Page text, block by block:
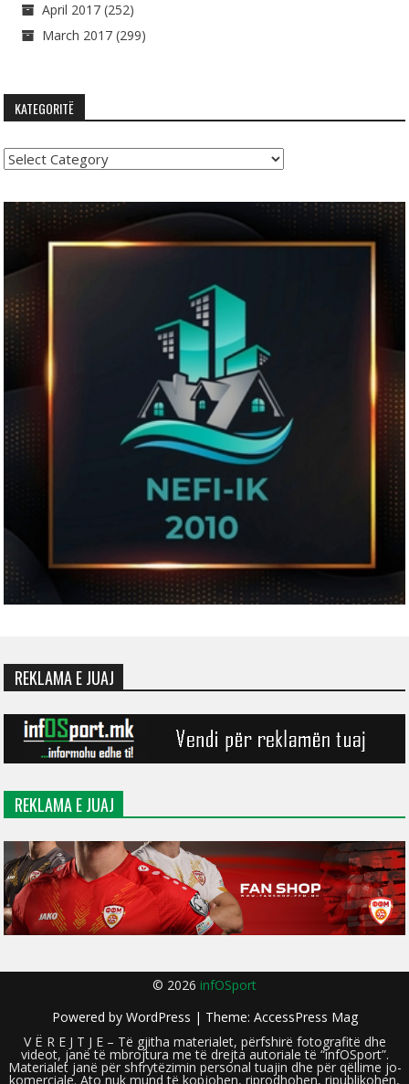
April 2017 (252)
March 2017 (299)
KATEGORITË
Kategoritë
REKLAMA E JUAJ
REKLAMA E JUAJ
© 2026 infOSport
Powered by WordPress | Theme: AccessPress Mag
V Ë R E J T J E – Të gjitha materialet, përfshirë fotografitë dhe
videot, janë të mbrojtura me të drejta autoriale të “infOSport”.
Materialet janë për shfrytëzimin personal tuajin dhe për qëllime jo-
komerciale. Ato nuk mund të kopjohen, riprodhohen, ripublikohen,